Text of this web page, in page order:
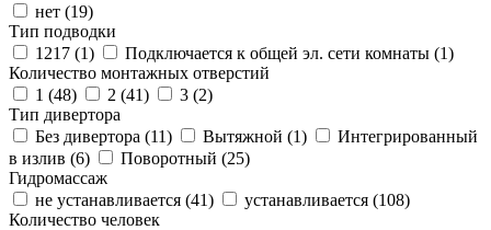
нет (19)
Тип подводки
1217 (1) Подключается к общей эл. сети комнаты (1)
Количество монтажных отверстий
1 (48) 2 (41) 3 (2)
Тип дивертора
Без дивертора (11) Вытяжной (1)
Интегрированный
в излив (6) Поворотный (25)
Гидромассаж
не устанавливается (41) устанавливается (108)
Количество человек